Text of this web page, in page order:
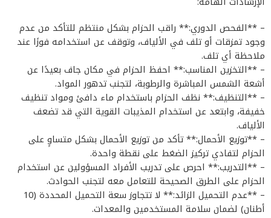
– **الفحص الدوري:** راقب الحزام بشكل منتظم للتأكد من عدم
وجود تمزقات أو تلف في الألياف، وتوقف عن استخدامه فورًا عند
ملاحظة أي تلف.
– **التخزين المناسب:** احفظ الحزام في مكان جاف بعيدًا عن
أشعة الشمس المباشرة والرطوبة، لتجنب تدهور المواد.
– **التنظيف:** نظف الحزام باستخدام ماء دافئ ومواد تنظيف
خفيفة، وابتعد عن استخدام المذيبات القوية التي قد تضعف
الألياف.
– **توزيع الأحمال:** تأكد من توزيع الأحمال بشكل متساوٍ على
الحزام لتفادي تركيز الضغط على نقطة واحدة.
– **التدريب:** احرص على تدريب الأفراد المسؤولين عن استخدام
الحزام على الطرق الصحيحة للتعامل معه لتجنب الحوادث.
– **عدم التحميل الزائد:** لا تتجاوز سعة التحميل المحددة (10
أطنان) لضمان سلامة المستخدمين والمعدات.